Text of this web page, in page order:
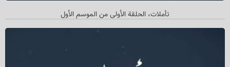
تأملات، الحلقة الأولی من الموسم الأول